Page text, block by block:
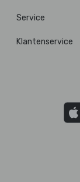
Service
Klantenservice